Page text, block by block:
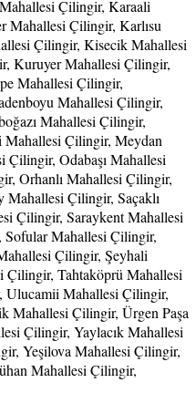
Çilingir, Karaali
Mahallesi Çilingir, Karlısu
Çilingir, Kisecik Mahallesi
Kuruyer Mahallesi Çilingir,
Mahallesi Çilingir,
Mahallesi Çilingir,
Mahallesi Çilingir,
Çilingir, Meydan
Çilingir, Odabaşı Mahallesi
Orhanlı Mahallesi Çilingir,
Mahallesi Çilingir, Saçaklı
Çilingir, Saraykent Mahallesi
Mahallesi Çilingir,
Çilingir, Şeyhali
Tahtaköprü Mahallesi
Ulucamii Mahallesi Çilingir,
Mahallesi Çilingir, Ürgen Paşa
Çilingir, Yaylacık Mahallesi
Yeşilova Mahallesi Çilingir,
Mahallesi Çilingir,